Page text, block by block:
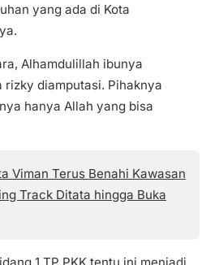
yang ada di Kota
Alhamdulillah ibunya
rizky diamputasi. Pihaknya
hanya Allah yang bisa
Viman Terus Benahi Kawasan
Track Ditata hingga Buka